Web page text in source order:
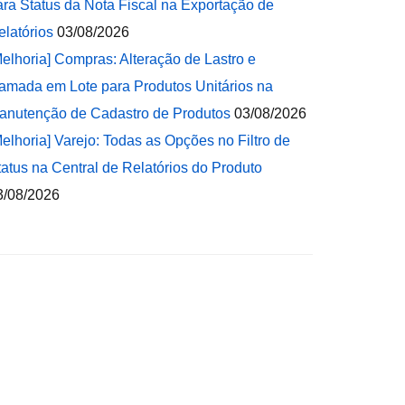
Status da Nota Fiscal na Exportação de
03/08/2026
Compras: Alteração de Lastro e
em Lote para Produtos Unitários na
de Cadastro de Produtos 03/08/2026
Varejo: Todas as Opções no Filtro de
na Central de Relatórios do Produto
08/2026